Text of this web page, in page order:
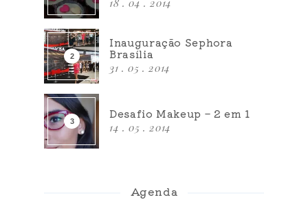
18 . 04 . 2014
Inauguração Sephora
Brasília
31 . 05 . 2014
Desafio Makeup – 2 em 1
14 . 05 . 2014
Agenda